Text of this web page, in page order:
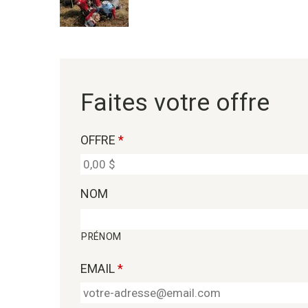
Faites votre offre
OFFRE *
NOM
PRÉNOM
EMAIL*